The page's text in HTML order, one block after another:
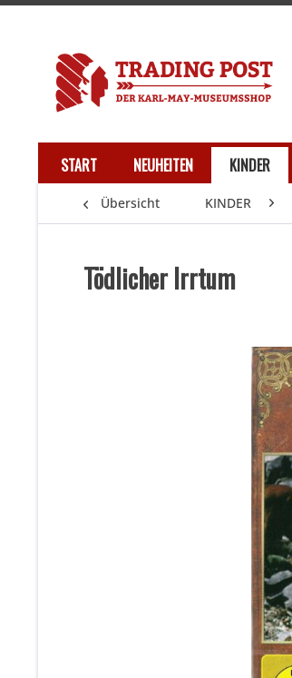
START NEUHEITEN KINDER
Übersicht KINDER
Tödlicher Irrtum